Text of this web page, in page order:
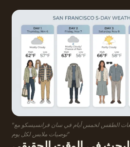
“الطقس لخمس أيام في سان فرانسيسكو مع
توصيات ملابس لكل يوم”